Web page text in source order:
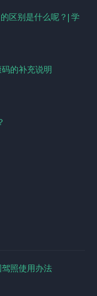
区别是什么呢？| 学
的补充说明
驾照使用办法